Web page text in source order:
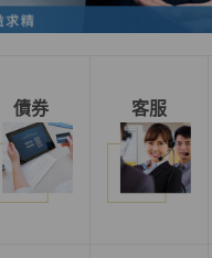
債券 客服